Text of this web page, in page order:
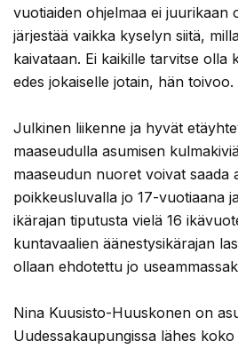
vuotiaiden ohjelmaa ei juurikaan
järjestää vaikka kyselyn siitä,
kaivataan. Ei kaikille tarvitse olla
edes jokaiselle jotain, hän toivoo.
Julkinen liikenne ja hyvät
maaseudulla asumisen
maaseudun nuoret voivat saada
poikkeusluvalla jo 17-vuotiaana
ikärajan tiputusta vielä 16
kuntavaalien äänestysikärajan
ollaan ehdotettu jo
Nina Kuusisto-Huuskonen on
Uudessakaupungissa lähes koko